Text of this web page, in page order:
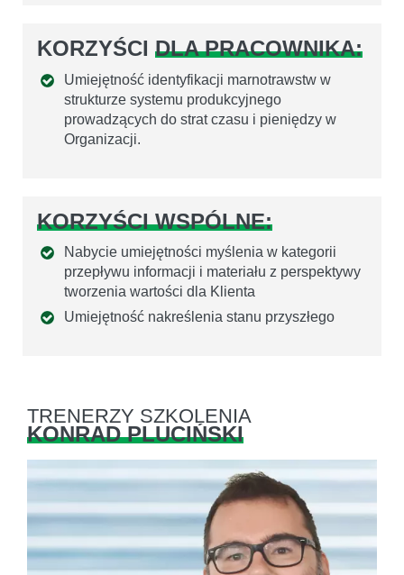
KORZYŚCI DLA PRACOWNIKA:
Umiejętność identyfikacji marnotrawstw w
strukturze systemu produkcyjnego
prowadzących do strat czasu i pieniędzy w
Organizacji.
KORZYŚCI WSPÓLNE:
Nabycie umiejętności myślenia w kategorii
przepływu informacji i materiału z perspektywy
tworzenia wartości dla Klienta
Umiejętność nakreślenia stanu przyszłego
TRENERZY SZKOLENIA
KONRAD PLUCIŃSKI